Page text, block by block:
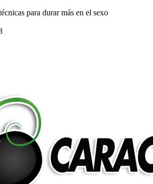
para durar más en el sexo